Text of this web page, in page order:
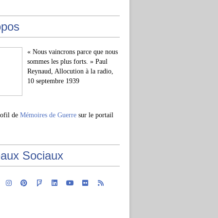
« Nous vaincrons parce que nous
sommes les plus forts. » Paul
Reynaud, Allocution à la radio,
10 septembre 1939
de Mémoires de Guerre sur le portail
Sociaux